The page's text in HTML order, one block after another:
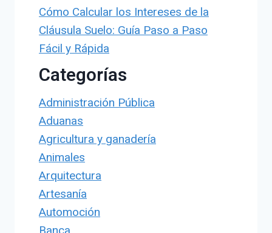
Cómo Calcular los Intereses de la
Cláusula Suelo: Guía Paso a Paso
Fácil y Rápida
Categorías
Administración Pública
Aduanas
Agricultura y ganadería
Animales
Arquitectura
Artesanía
Automoción
Banca